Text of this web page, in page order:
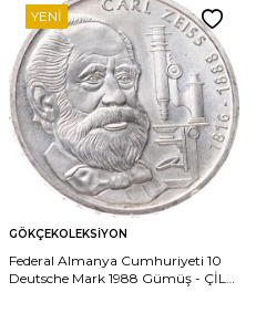
YENI
GÖKÇEKOLEKSIYON
Federal Almanya Cumhuriyeti 10
Deutsche Mark 1988 Gümüş - ÇİL